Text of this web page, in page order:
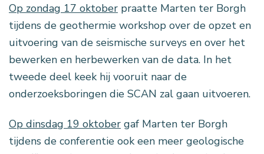
Op zondag 17 oktober praatte Marten ter Borgh
tijdens de geothermie workshop over de opzet en
uitvoering van de seismische surveys en over het
bewerken en herbewerken van de data. In het
tweede deel keek hij vooruit naar de
onderzoeksboringen die SCAN zal gaan uitvoeren.
Op dinsdag 19 oktober gaf Marten ter Borgh
tijdens de conferentie ook een meer geologische